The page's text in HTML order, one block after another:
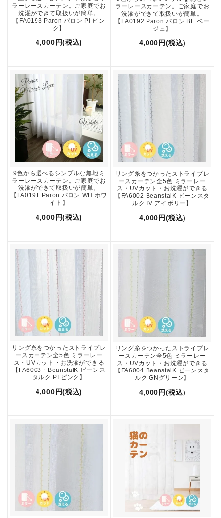
ラーレースカーテン。ご家庭でお
洗濯ができて取扱いが簡単。
【FA0193 Paron パロン PI ピン
ク】
4,000円(税込)
ラーレースカーテン。ご家庭でお
洗濯ができて取扱いが簡単。
【FA0192 Paron パロン BE ベー
ジュ】
4,000円(税込)
9色から選べるシンプルな無地ミ
ラーレースカーテン。ご家庭でお
洗濯ができて取扱いが簡単。
【FA0191 Paron パロン WH ホワ
イト】
4,000円(税込)
リング糸をつかったストライプレ
ースカーテン全5色 ミラーレー
ス・UVカット・お洗濯ができる
【FA6002 BeanstalK ビーンスタ
ルク IV アイボリー】
4,000円(税込)
リング糸をつかったストライプレ
ースカーテン全5色 ミラーレー
ス・UVカット・お洗濯ができる
【FA6003・BeanstalK ビーンス
タルク PI ピンク】
4,000円(税込)
リング糸をつかったストライプレ
ースカーテン全5色 ミラーレー
ス・UVカット・お洗濯ができる
【FA6004 BeanstalK ビーンスタ
ルク GNグリーン】
4,000円(税込)